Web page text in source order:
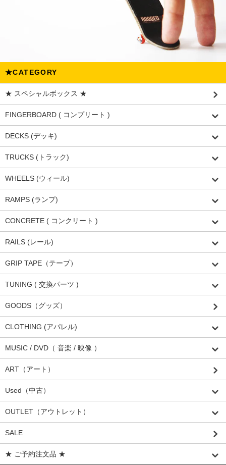
★CATEGORY
★ スペシャルボックス ★
FINGERBOARD ( コンプリート )
DECKS (デッキ)
TRUCKS (トラック)
WHEELS (ウィール)
RAMPS (ランプ)
CONCRETE ( コンクリート )
RAILS (レール)
GRIP TAPE（テープ）
TUNING ( 交換パーツ )
GOODS（グッズ）
CLOTHING (アパレル)
MUSIC / DVD（ 音楽 / 映像 ）
ART（アート）
Used（中古）
OUTLET（アウトレット）
SALE
★ ご予約注文品 ★